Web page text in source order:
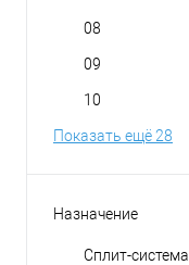
08
09
10
Показать ещё 28
Назначение
Сплит-система